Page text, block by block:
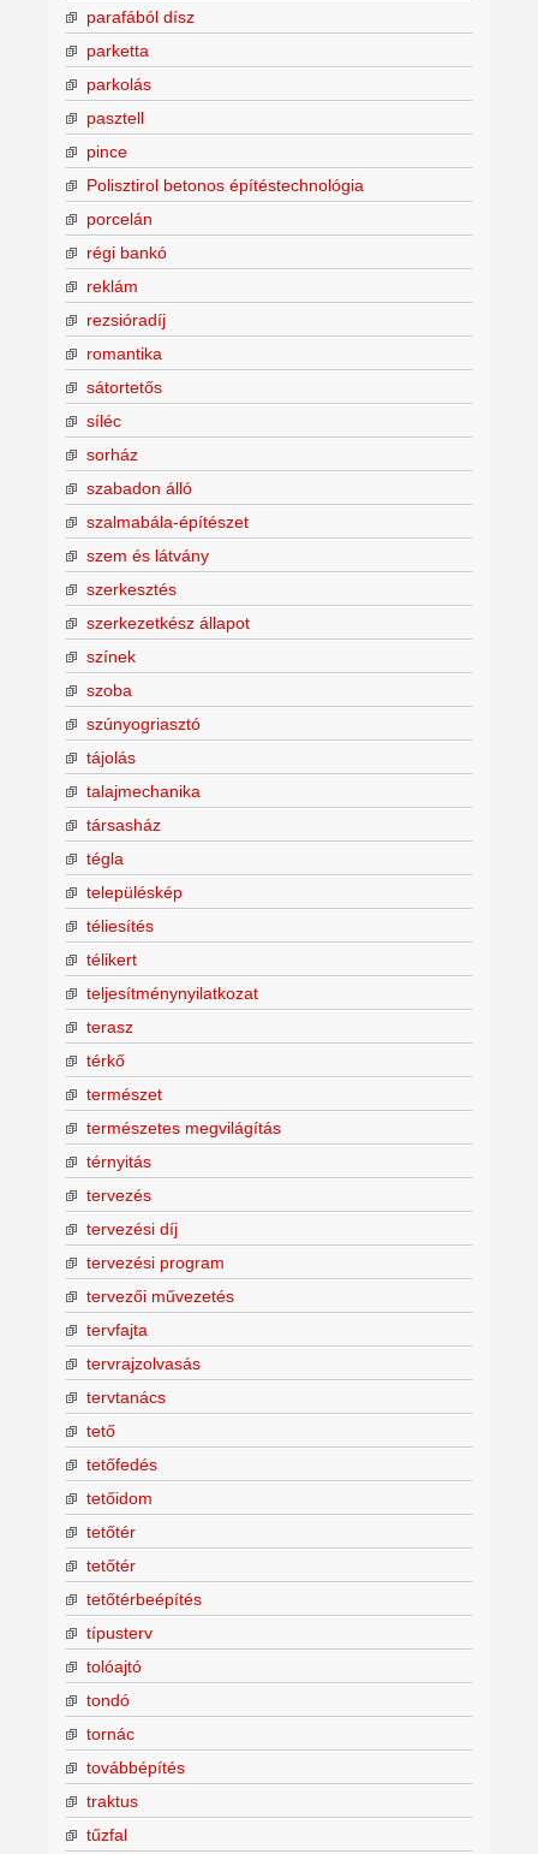
parafából dísz
parketta
parkolás
pasztell
pince
Polisztirol betonos építéstechnológia
porcelán
régi bankó
reklám
rezsióradíj
romantika
sátortetős
síléc
sorház
szabadon álló
szalmabála-építészet
szem és látvány
szerkesztés
szerkezetkész állapot
színek
szoba
szúnyogriasztó
tájolás
talajmechanika
társasház
tégla
településkép
téliesítés
télikert
teljesítménynyilatkozat
terasz
térkő
természet
természetes megvilágítás
térnyitás
tervezés
tervezési díj
tervezési program
tervezői művezetés
tervfajta
tervrajzolvasás
tervtanács
tető
tetőfedés
tetőidom
tetőtér
tetőtér
tetőtérbeépítés
típusterv
tolóajtó
tondó
tornác
továbbépítés
traktus
tűzfal